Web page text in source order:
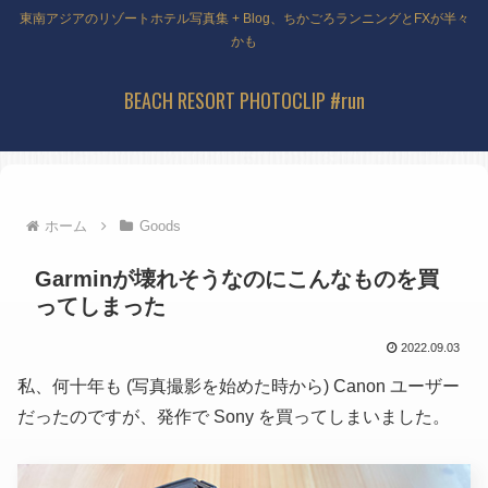
東南アジアのリゾートホテル写真集 + Blog、ちかごろランニングとFXが半々
かも
BEACH RESORT PHOTOCLIP #run
ホーム Goods
Garminが壊れそうなのにこんなものを買
ってしまった
2022.09.03
私、何十年も (写真撮影を始めた時から) Canon ユーザー
だったのですが、発作で Sony を買ってしまいました。